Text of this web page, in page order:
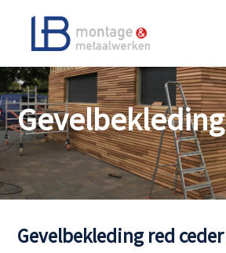
Gevelbekleding
Gevelbekleding red ceder